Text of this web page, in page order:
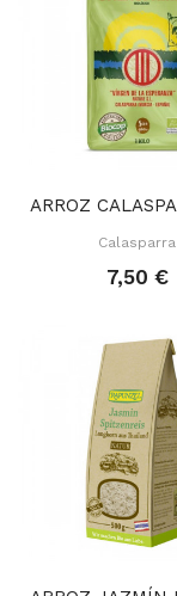
Calasparra
7,50 €